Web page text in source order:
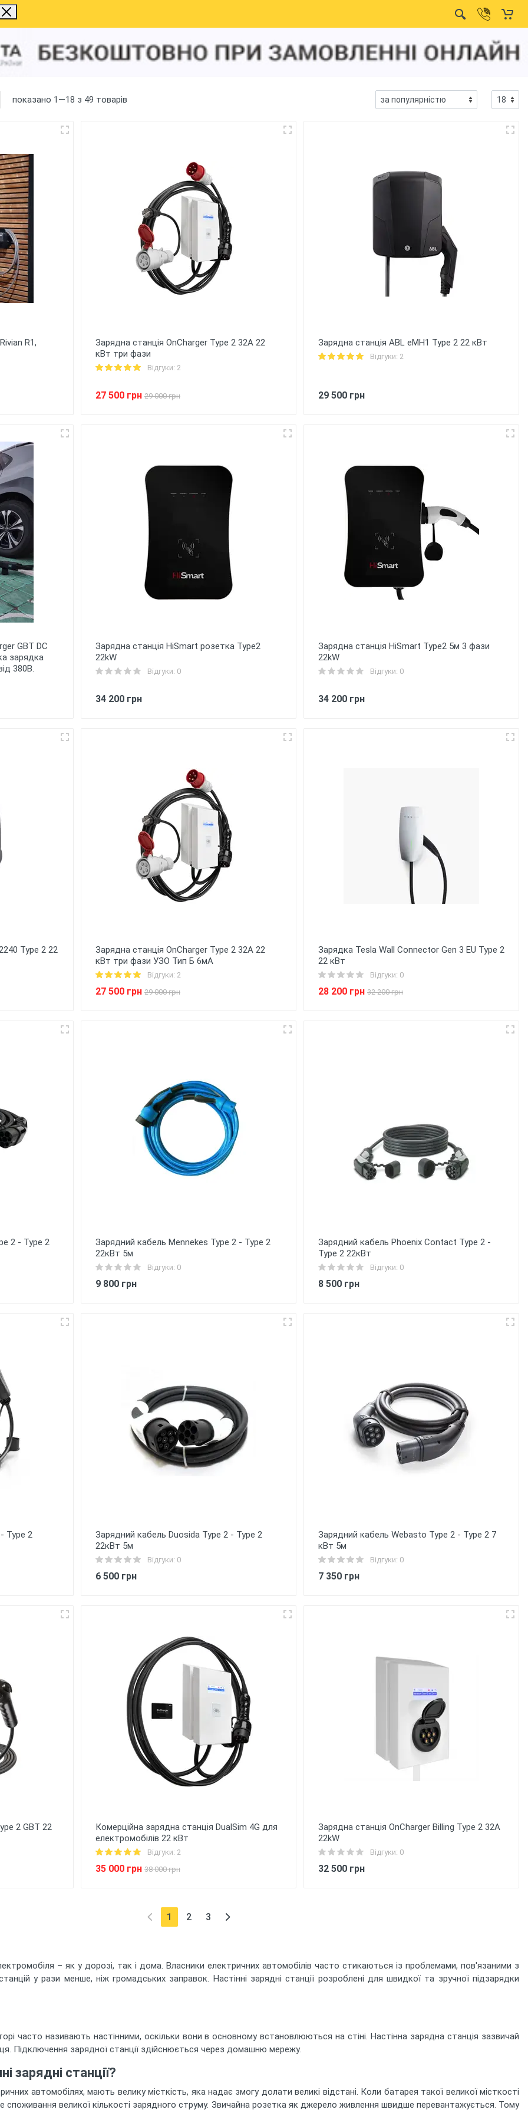
показано 1—18 з 49 товарів
R1,
Зарядна станція OnCharger Type 2 32A 22
кВт три фази
Відгуки: 2
27 500 грн 29 000 грн
Зарядна станція ABL eMH1 Type 2 22 кВт
Відгуки: 2
29 500 грн
GBT DC
зарядка
380В.
Зарядна станція HiSmart розетка Type2
22kW
Відгуки: 0
34 200 грн
Зарядна станція HiSmart Type2 5м 3 фази
22kW
Відгуки: 0
34 200 грн
Type 2 22
Зарядна станція OnCharger Type 2 32A 22
кВт три фази УЗО Тип Б 6мА
Відгуки: 2
27 500 грн 29 000 грн
Зарядка Tesla Wall Connector Gen 3 EU Type 2
22 кВт
Відгуки: 0
28 200 грн 32 200 грн
2 - Type 2
Зарядний кабель Mennekes Type 2 - Type 2
22кВт 5м
Відгуки: 0
9 800 грн
Зарядний кабель Phoenix Contact Type 2 -
Type 2 22кВт
Відгуки: 0
8 500 грн
Type 2
Зарядний кабель Duosida Type 2 - Type 2
22кВт 5м
Відгуки: 0
6 500 грн
Зарядний кабель Webasto Type 2 - Type 2 7
кВт 5м
Відгуки: 0
7 350 грн
2 GBT 22
Комерційна зарядна станція DualSim 4G для
електромобілів 22 кВт
Відгуки: 2
35 000 грн 38 000 грн
Зарядна станція OnCharger Billing Type 2 32A
22kW
Відгуки: 0
32 500 грн
1
(current)
2 3
– як у дорозі, так і дома. Власники електричних автомобілів часто стикаються із проблемами, пов'язаними з
у рази менше, ніж громадських заправок. Настінні зарядні станції розроблені для швидкої та зручної підзарядки
часто називають настінними, оскільки вони в основному встановлюються на стіні. Настінна зарядна станція зазвичай
Підключення зарядної станції здійснюється через домашню мережу.
зарядні станції?
автомобілях, мають велику місткість, яка надає змогу долати великі відстані. Коли батарея такої великої місткості
великої кількості зарядного струму. Звичайна розетка як джерело живлення швидше перевантажується. Тому